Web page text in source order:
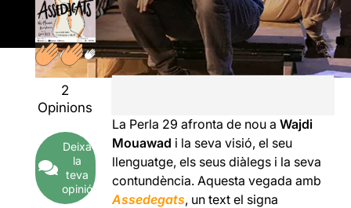
2
Opinions
Deixa
la
teva
opinió
La Perla 29 afronta de nou aWajdi
Mouawad i la seva visió, el seu
llenguatge, els seus diàlegs i la seva
contundència. Aquesta vegada amb
Assedegats, un text el signa